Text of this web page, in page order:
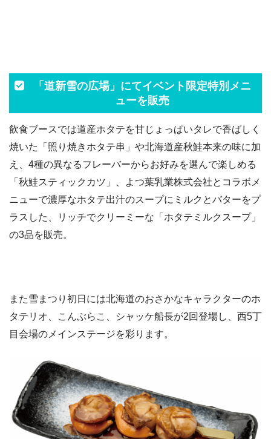
「道新雪の広場」にてイベント限定特別メニ
ューを販売
飲食ブースでは道産ホタテを甘じょっぱいタレで香ばしく
焼いた「照り焼きホタテ串」や北海道産秋鮭本来の味に加
え、4種の異なるフレーバーからお好みを選んで楽しめる
「秋鮭スティックカツ」、よつ葉乳業株式会社とコラボメ
ニューで濃厚なホタテ出汁のスープにミルクとバターをプ
ラスした、リッチでクリーミーな「ホタテミルクスープ」
の3品を販売。
また雪まつり初日には北海道のおさかなキャラクターのホ
タテリオ、こんぶらこ、シャッケ船長が2回登場し、西5丁
目会場のメインステージを彩ります。